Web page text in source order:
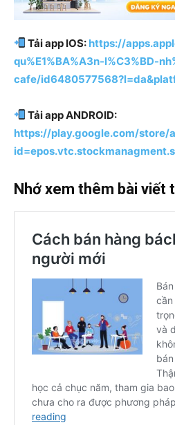
Tải app IOS: https://
qu%E1%BA%A3n-l%C3%BD-
cafe/
Tải app ANDROID:
https://play.google.com/store/
Nhớ xem thêm bài viết